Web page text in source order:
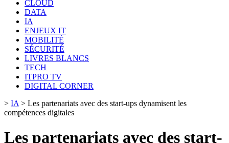
CLOUD
DATA
IA
ENJEUX IT
MOBILITÉ
SÉCURITÉ
LIVRES BLANCS
TECH
ITPRO TV
DIGITAL CORNER
> IA > Les partenariats avec des start-ups dynamisent les
compétences digitales
Les partenariats avec des start-